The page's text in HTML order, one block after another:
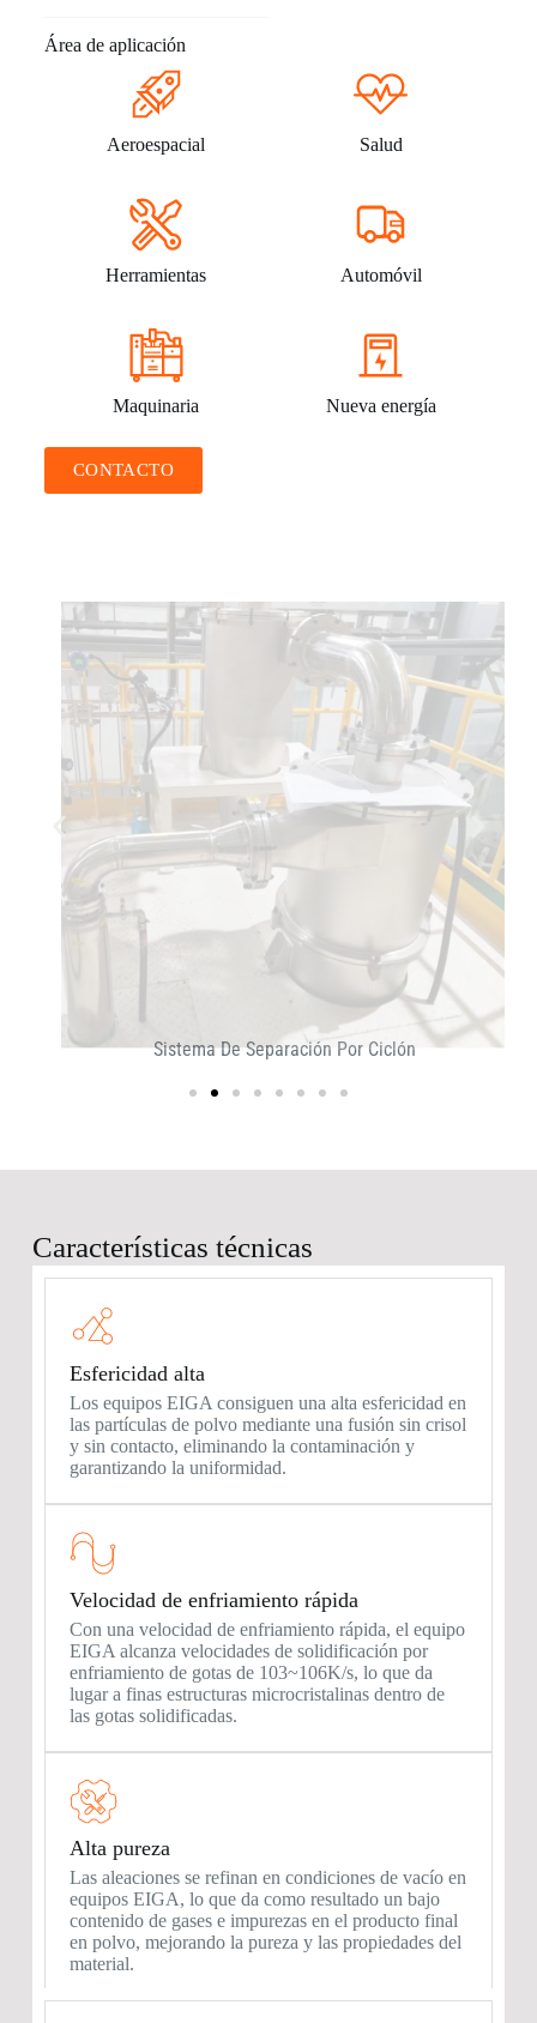
Área de aplicación
Aeroespacial Salud
Herramientas Automóvil
Maquinaria Nueva energía
CONTACTO
Sistema De Separación Por Ciclón
Características técnicas
Esfericidad alta
Los equipos EIGA consiguen una alta esfericidad en
las partículas de polvo mediante una fusión sin crisol
y sin contacto, eliminando la contaminación y
garantizando la uniformidad.
Velocidad de enfriamiento rápida
Con una velocidad de enfriamiento rápida, el equipo
EIGA alcanza velocidades de solidificación por
enfriamiento de gotas de 103~106K/s, lo que da
lugar a finas estructuras microcristalinas dentro de
las gotas solidificadas.
Alta pureza
Las aleaciones se refinan en condiciones de vacío en
equipos EIGA, lo que da como resultado un bajo
contenido de gases e impurezas en el producto final
en polvo, mejorando la pureza y las propiedades del
material.